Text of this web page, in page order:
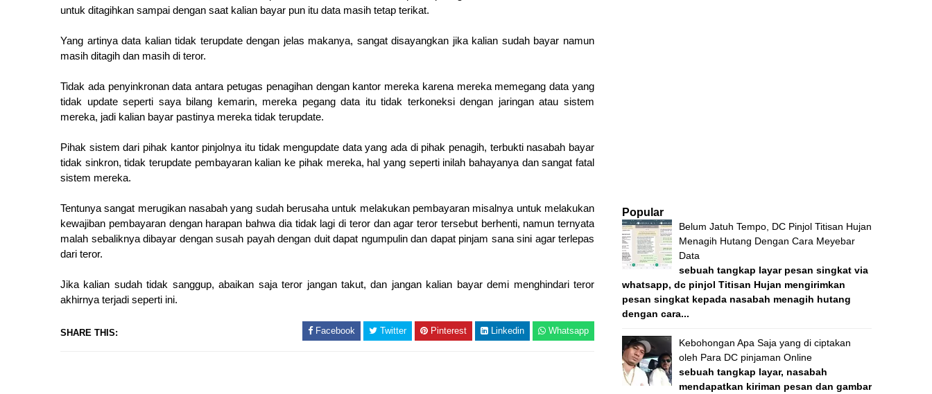
untuk ditagihkan sampai dengan saat kalian bayar pun itu data masih tetap terikat.
Yang artinya data kalian tidak terupdate dengan jelas makanya, sangat disayangkan jika kalian sudah bayar namun
masih ditagih dan masih di teror.
Tidak ada penyinkronan data antara petugas penagihan dengan kantor mereka karena mereka memegang data yang
tidak update seperti saya bilang kemarin, mereka pegang data itu tidak terkoneksi dengan jaringan atau sistem
mereka, jadi kalian bayar pastinya mereka tidak terupdate.
Pihak sistem dari pihak kantor pinjolnya itu tidak mengupdate data yang ada di pihak penagih, terbukti nasabah bayar
tidak sinkron, tidak terupdate pembayaran kalian ke pihak mereka, hal yang seperti inilah bahayanya dan sangat fatal
sistem mereka.
Tentunya sangat merugikan nasabah yang sudah berusaha untuk melakukan pembayaran misalnya untuk melakukan
kewajiban pembayaran dengan harapan bahwa dia tidak lagi di teror dan agar teror tersebut berhenti, namun ternyata
malah sebaliknya dibayar dengan susah payah dengan duit dapat ngumpulin dan dapat pinjam sana sini agar terlepas
dari teror.
Jika kalian sudah tidak sanggup, abaikan saja teror jangan takut, dan jangan kalian bayar demi menghindari teror
akhirnya terjadi seperti ini.
SHARE THIS: Facebook Twitter Pinterest Linkedin Whatsapp
Popular
Belum Jatuh Tempo, DC Pinjol Titisan Hujan
Menagih Hutang Dengan Cara Meyebar
Data
sebuah tangkap layar pesan singkat via
whatsapp, dc pinjol Titisan Hujan mengirimkan
pesan singkat kepada nasabah menagih hutang
dengan cara...
Kebohongan Apa Saja yang di ciptakan
oleh Para DC pinjaman Online
sebuah tangkap layar, nasabah
mendapatkan kiriman pesan dan gambar